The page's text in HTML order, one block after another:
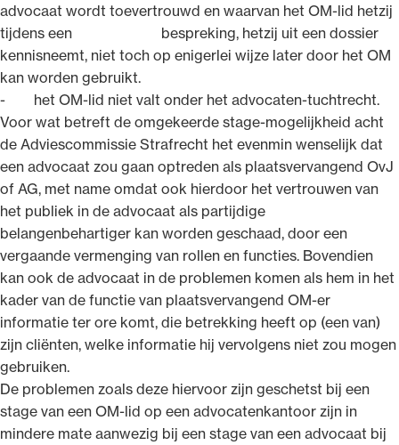
advocaat wordt toevertrouwd en waarvan het OM-lid hetzij
tijdens een bespreking, hetzij uit een dossier
kennisneemt, niet toch op enigerlei wijze later door het OM
kan worden gebruikt.
- het OM-lid niet valt onder het advocaten-tuchtrecht.
Voor wat betreft de omgekeerde stage-mogelijkheid acht
de Adviescommissie Strafrecht het evenmin wenselijk dat
een advocaat zou gaan optreden als plaatsvervangend OvJ
of AG, met name omdat ook hierdoor het vertrouwen van
het publiek in de advocaat als partijdige
belangenbehartiger kan worden geschaad, door een
vergaande vermenging van rollen en functies. Bovendien
kan ook de advocaat in de problemen komen als hem in het
kader van de functie van plaatsvervangend OM-er
informatie ter ore komt, die betrekking heeft op (een van)
zijn cliënten, welke informatie hij vervolgens niet zou mogen
gebruiken.
De problemen zoals deze hiervoor zijn geschetst bij een
stage van een OM-lid op een advocatenkantoor zijn in
mindere mate aanwezig bij een stage van een advocaat bij